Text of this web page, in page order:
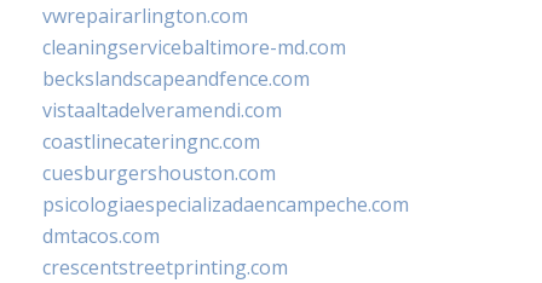
vwrepairarlington.com
cleaningservicebaltimore-md.com
beckslandscapeandfence.com
vistaaltadelveramendi.com
coastlinecateringnc.com
cuesburgershouston.com
psicologiaespecializadaencampeche.com
dmtacos.com
crescentstreetprinting.com